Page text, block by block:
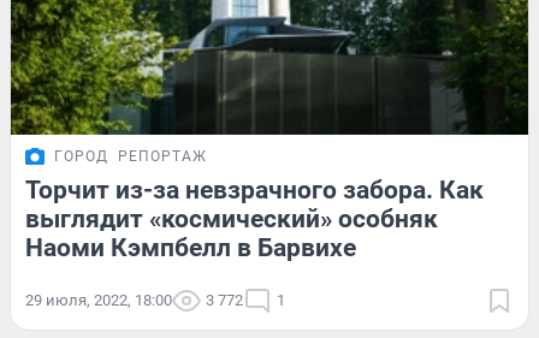
ГОРОД РЕПОРТАЖ
Торчит из-за невзрачного забора. Как
выглядит «космический» особняк
Наоми Кэмпбелл в Барвихе
29 июля, 2022, 18:00 3 772 1